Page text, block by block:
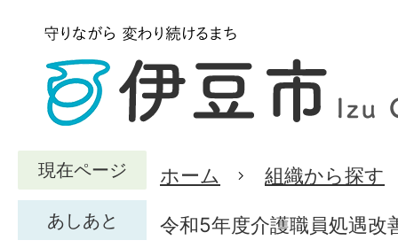
現在ページ ホーム 組織から探す
あしあと 令和5年度介護職員処遇